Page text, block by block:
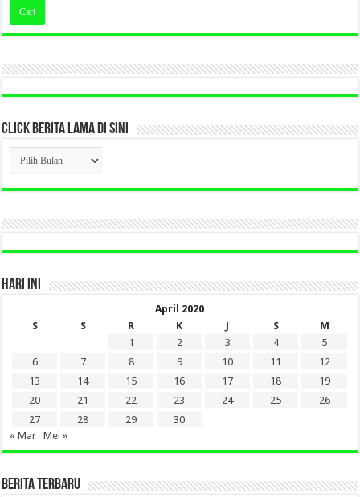
CLICK BERITA LAMA DI SINI
CLICK
BERITA
LAMA
DI
HARI INI
April 2020
S
S R K J S
M
1
2 3 4
5
6
7 8 9 10 11
12
13
14 15 16 17 18
19
20
21 22 23 24 25
26
27
28 29
30
« Mar
Mei »
BERITA TERBARU